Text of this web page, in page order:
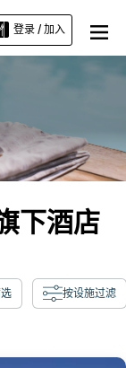
登录 / 加入
下酒店
按设施过滤